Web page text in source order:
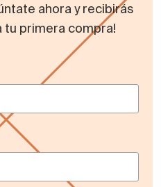
ahora y recibirás
primera compra!